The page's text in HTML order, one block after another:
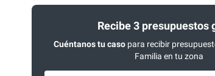
Recibe 3 presupuestos
Cuéntanos tu casopara recibir
Familia en tu zona